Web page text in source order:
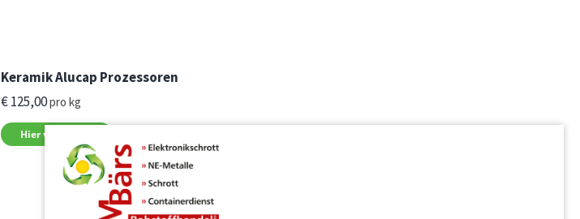
Keramik Alucap Prozessoren
€125,00pro kg
Hier verkaufen